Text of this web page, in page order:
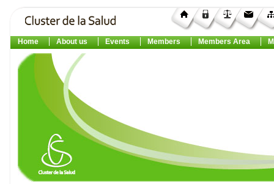
Home About us Events Members Members Area